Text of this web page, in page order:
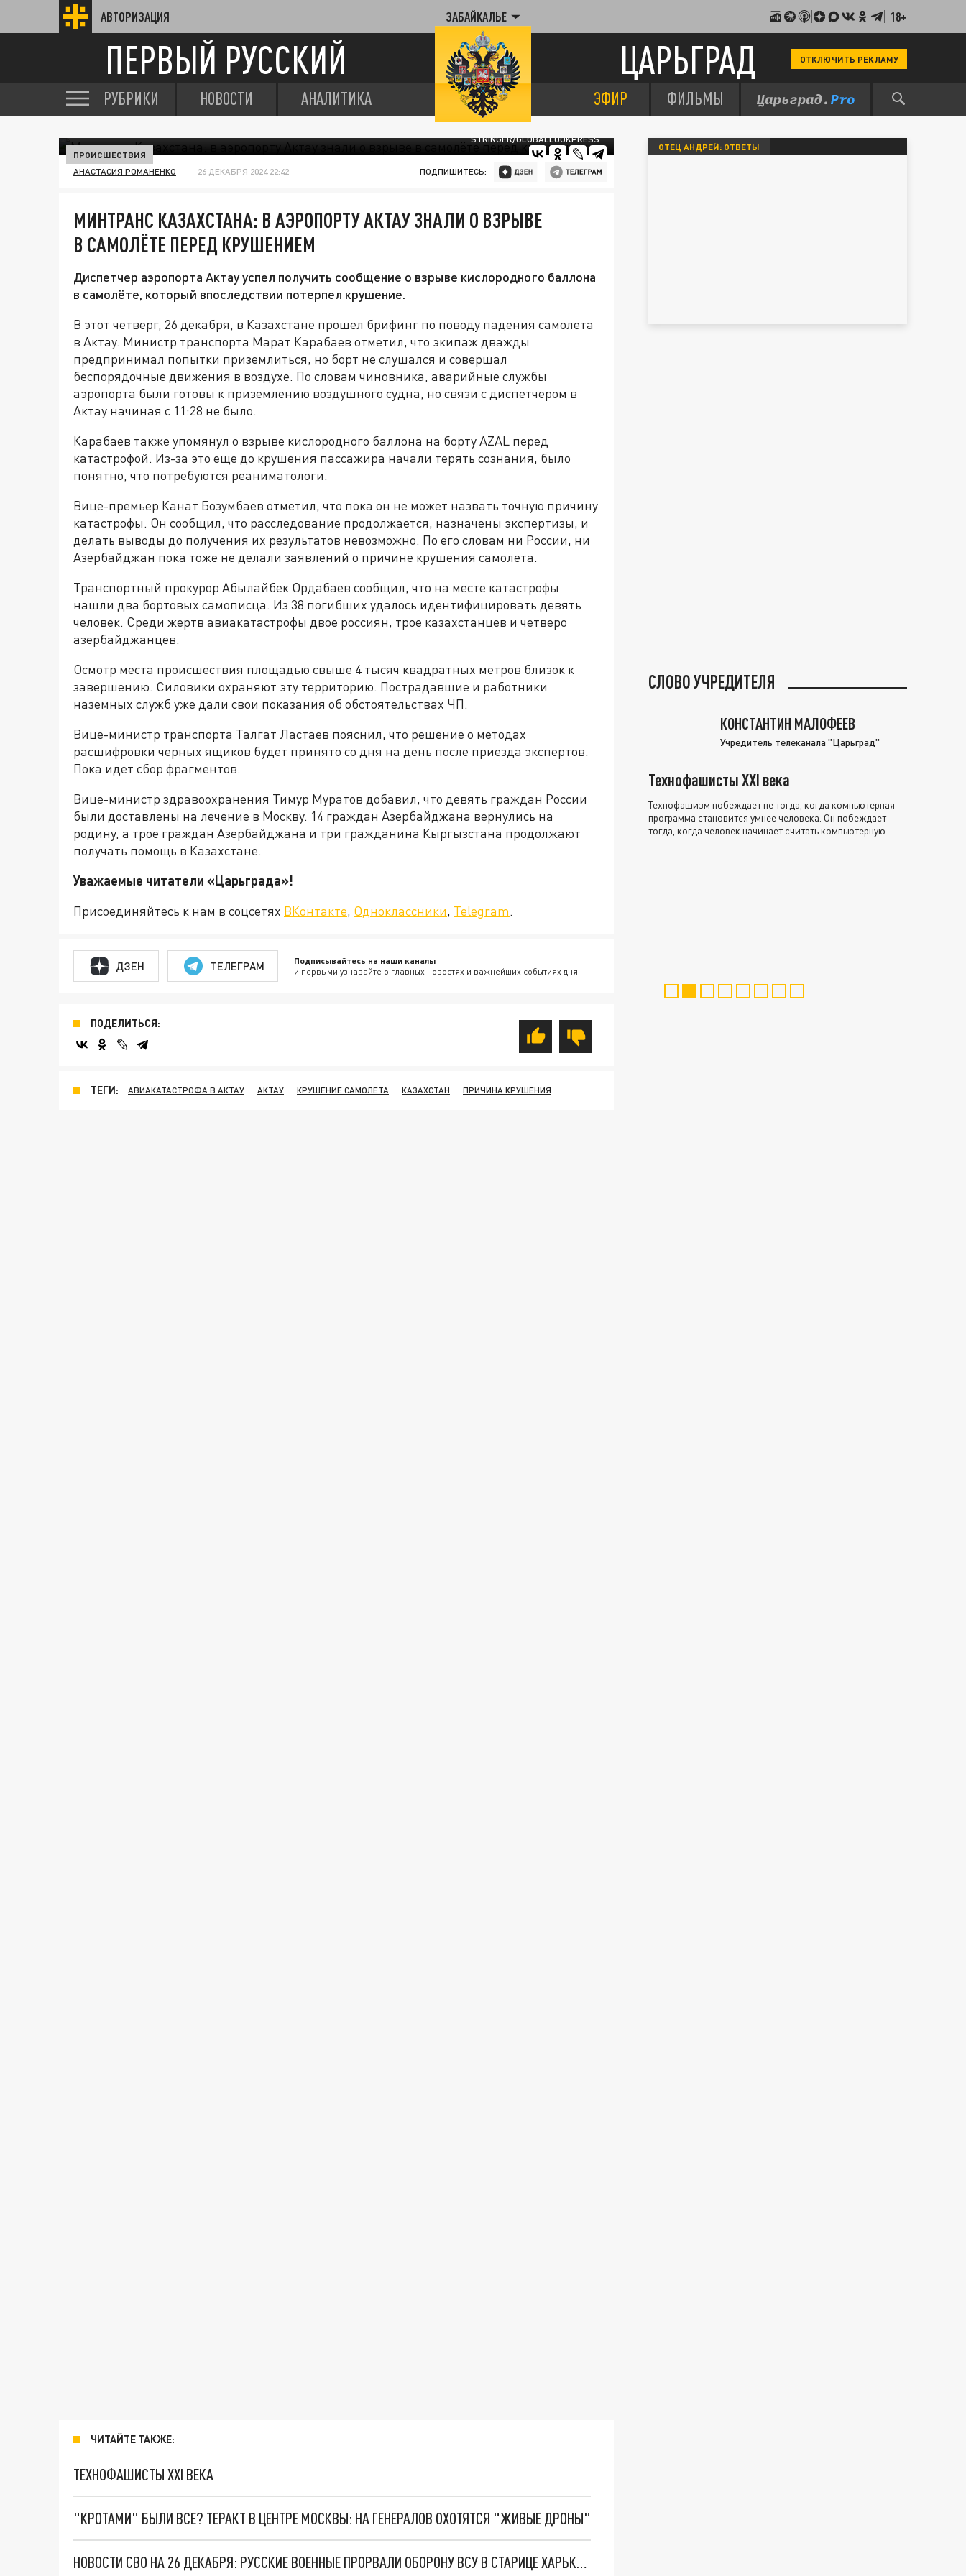
АВТОРИЗАЦИЯ ЗАБАЙКАЛЬЕ 18+
ПЕРВЫЙ РУССКИЙ ЦАРЬГРАД ОТКЛЮЧИТЬ РЕКЛАМУ
РУБРИКИ НОВОСТИ АНАЛИТИКА ЭФИР ФИЛЬМЫ
STRINGER/GLOBALLOOKPRESS
ПРОИСШЕСТВИЯ
АНАСТАСИЯ РОМАНЕНКО 26 ДЕКАБРЯ 2024 22:42 ПОДПИШИТЕСЬ:
МИНТРАНС КАЗАХСТАНА: В АЭРОПОРТУ АКТАУ ЗНАЛИ О ВЗРЫВЕ
В САМОЛЁТЕ ПЕРЕД КРУШЕНИЕМ
Диспетчер аэропорта Актау успел получить сообщение о взрыве кислородного баллона
в самолёте, который впоследствии потерпел крушение.
В этот четверг, 26 декабря, в Казахстане прошел брифинг по поводу падения самолета
в Актау. Министр транспорта Марат Карабаев отметил, что экипаж дважды
предпринимал попытки приземлиться, но борт не слушался и совершал
беспорядочные движения в воздухе. По словам чиновника, аварийные службы
аэропорта были готовы к приземлению воздушного судна, но связи с диспетчером в
Актау начиная с 11:28 не было.
Карабаев также упомянул о взрыве кислородного баллона на борту AZAL перед
катастрофой. Из-за это еще до крушения пассажира начали терять сознания, было
понятно, что потребуются реаниматологи.
Вице-премьер Канат Бозумбаев отметил, что пока он не может назвать точную причину
катастрофы. Он сообщил, что расследование продолжается, назначены экспертизы, и
делать выводы до получения их результатов невозможно. По его словам ни России, ни
Азербайджан пока тоже не делали заявлений о причине крушения самолета.
Транспортный прокурор Абылайбек Ордабаев сообщил, что на месте катастрофы
нашли два бортовых самописца. Из 38 погибших удалось идентифицировать девять
человек. Среди жертв авиакатастрофы двое россиян, трое казахстанцев и четверо
азербайджанцев.
Осмотр места происшествия площадью свыше 4 тысяч квадратных метров близок к
завершению. Силовики охраняют эту территорию. Пострадавшие и работники
наземных служб уже дали свои показания об обстоятельствах ЧП.
Вице-министр транспорта Талгат Ластаев пояснил, что решение о методах
расшифровки черных ящиков будет принято со дня на день после приезда экспертов.
Пока идет сбор фрагментов.
Вице-министр здравоохранения Тимур Муратов добавил, что девять граждан России
были доставлены на лечение в Москву. 14 граждан Азербайджана вернулись на
родину, а трое граждан Азербайджана и три гражданина Кыргызстана продолжают
получать помощь в Казахстане.
Уважаемые читатели «Царьграда»!
Присоединяйтесь к нам в соцсетях ВКонтакте, Одноклассники, Telegram.
ДЗЕН ТЕЛЕГРАМ Подписывайтесь на наши каналы
и первыми узнавайте о главных новостях и важнейших событиях дня.
ПОДЕЛИТЬСЯ:
ТЕГИ: АВИАКАТАСТРОФА В АКТАУ АКТАУ КРУШЕНИЕ САМОЛЕТА КАЗАХСТАН ПРИЧИНА КРУШЕНИЯ
ЧИТАЙТЕ ТАКЖЕ:
ТЕХНОФАШИСТЫ XXI ВЕКА
"КРОТАМИ" БЫЛИ ВСЕ? ТЕРАКТ В ЦЕНТРЕ МОСКВЫ: НА ГЕНЕРАЛОВ ОХОТЯТСЯ "ЖИВЫЕ ДРОНЫ"
НОВОСТИ СВО НА 26 ДЕКАБРЯ: РУССКИЕ ВОЕННЫЕ ПРОРВАЛИ ОБОРОНУ ВСУ В СТАРИЦЕ ХАРЬКОВСКОЙ ОБЛАСТИ
ОТЕЦ АНДРЕЙ: ОТВЕТЫ
СЛОВО УЧРЕДИТЕЛЯ
КОНСТАНТИН МАЛОФЕЕВ
Учредитель телеканала "Царьград"
Технофашисты XXI века
Технофашизм побеждает не тогда, когда компьютерная
программа становится умнее человека. Он побеждает
тогда, когда человек начинает считать компьютерную